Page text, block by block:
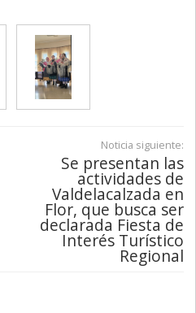
Noticia siguiente:
Se presentan las
actividades de
Valdelacalzada en
Flor, que busca ser
declarada Fiesta de
Interés Turístico
Regional